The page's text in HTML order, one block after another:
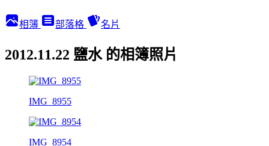
相簿 部落格 名片
2012.11.22 鹽水 的相簿照片
IMG_8955
IMG_8954